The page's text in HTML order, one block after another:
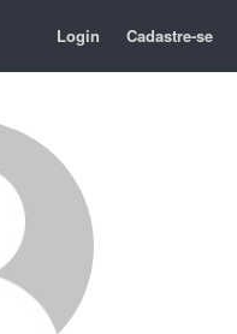
Login Cadastre-se